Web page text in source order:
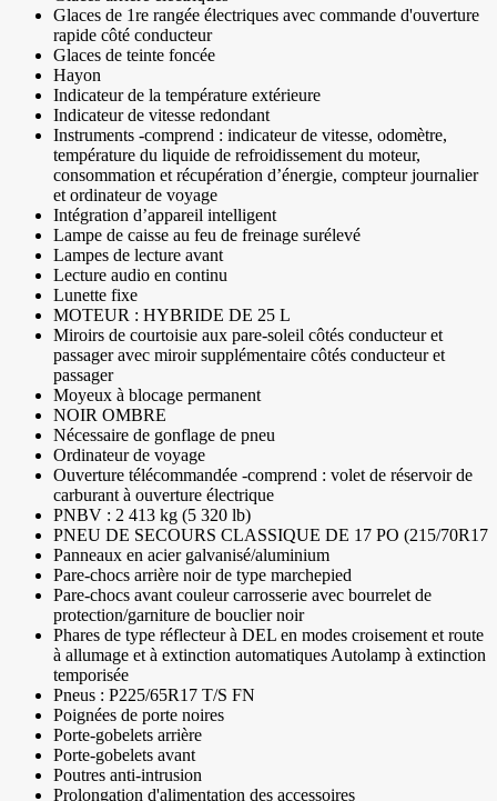
Glaces de 1re rangée électriques avec commande d'ouverture
rapide côté conducteur
Glaces de teinte foncée
Hayon
Indicateur de la température extérieure
Indicateur de vitesse redondant
Instruments -comprend : indicateur de vitesse, odomètre,
température du liquide de refroidissement du moteur,
consommation et récupération d’énergie, compteur journalier
et ordinateur de voyage
Intégration d’appareil intelligent
Lampe de caisse au feu de freinage surélevé
Lampes de lecture avant
Lecture audio en continu
Lunette fixe
MOTEUR : HYBRIDE DE 25 L
Miroirs de courtoisie aux pare-soleil côtés conducteur et
passager avec miroir supplémentaire côtés conducteur et
passager
Moyeux à blocage permanent
NOIR OMBRE
Nécessaire de gonflage de pneu
Ordinateur de voyage
Ouverture télécommandée -comprend : volet de réservoir de
carburant à ouverture électrique
PNBV : 2 413 kg (5 320 lb)
PNEU DE SECOURS CLASSIQUE DE 17 PO (215/70R17
Panneaux en acier galvanisé/aluminium
Pare-chocs arrière noir de type marchepied
Pare-chocs avant couleur carrosserie avec bourrelet de
protection/garniture de bouclier noir
Phares de type réflecteur à DEL en modes croisement et route
à allumage et à extinction automatiques Autolamp à extinction
temporisée
Pneus : P225/65R17 T/S FN
Poignées de porte noires
Porte-gobelets arrière
Porte-gobelets avant
Poutres anti-intrusion
Prolongation d'alimentation des accessoires